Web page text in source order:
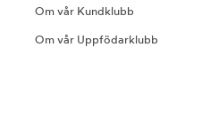
Om vår Kundklubb
Om vår Uppfödarklubb